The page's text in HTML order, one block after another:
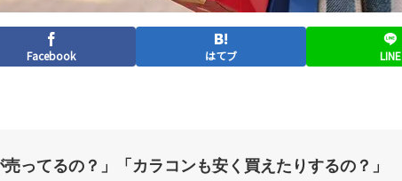
Facebook はてブ LINE
ってるの？」「カラコンも安く買えたりするの？」